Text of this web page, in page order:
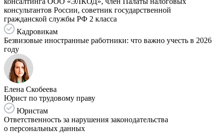
консультантов России, советник государственной
гражданской службы РФ 2 класса
Кадровикам
Безвизовые иностранные работники: что важно учесть в 2026
году
Елена Скобеева
Юрист по трудовому праву
Юристам
Ответственность за нарушения законодательства
о персональных данных